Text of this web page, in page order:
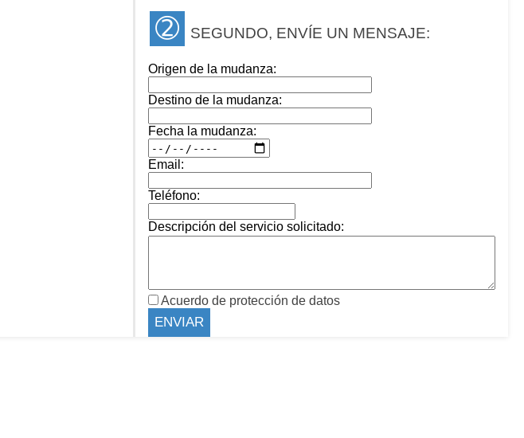
➁ SEGUNDO, ENVÍE UN MENSAJE:
Origen de la mudanza:
Destino de la mudanza:
Fecha la mudanza:
Email:
Teléfono:
Descripción del servicio solicitado:
Acuerdo de protección de datos